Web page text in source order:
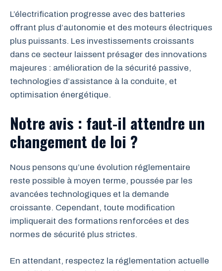
L’électrification progresse avec des batteries
offrant plus d’autonomie et des moteurs électriques
plus puissants. Les investissements croissants
dans ce secteur laissent présager des innovations
majeures : amélioration de la sécurité passive,
technologies d’assistance à la conduite, et
optimisation énergétique.
Notre avis : faut-il attendre un
changement de loi ?
Nous pensons qu’une évolution réglementaire
reste possible à moyen terme, poussée par les
avancées technologiques et la demande
croissante. Cependant, toute modification
impliquerait des formations renforcées et des
normes de sécurité plus strictes.
En attendant, respectez la réglementation actuelle